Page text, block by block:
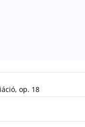
op. 18